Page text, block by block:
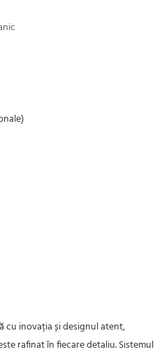
cu inovația și designul atent,
rafinat în fiecare detaliu. Sistemul